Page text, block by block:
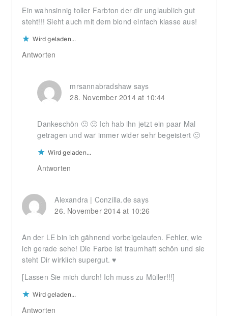
Ein wahnsinnig toller Farbton der dir unglaublich gut
steht!!! Sieht auch mit dem blond einfach klasse aus!
Wird geladen...
Antworten
mrsannabradshaw says
28. November 2014 at 10:44
Dankeschön 🙂 🙂 Ich hab ihn jetzt ein paar Mal
getragen und war immer wider sehr begeistert 🙂
Wird geladen...
Antworten
Alexandra | Conzilla.de says
26. November 2014 at 10:26
An der LE bin ich gähnend vorbeigelaufen. Fehler, wie
ich gerade sehe! Die Farbe ist traumhaft schön und sie
steht Dir wirklich supergut. ♥
[Lassen Sie mich durch! Ich muss zu Müller!!!]
Wird geladen...
Antworten